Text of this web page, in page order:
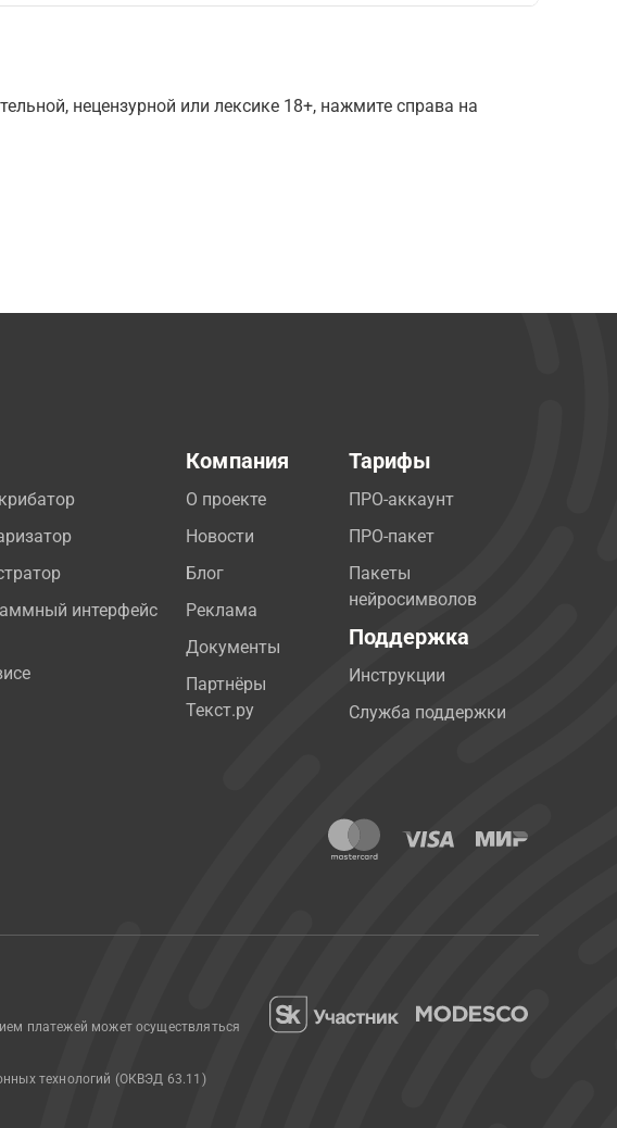
нецензурной или лексике 18+, нажмите справа на
интерфейс
Компания
О проекте
Новости
Блог
Реклама
Документы
Партнёры
Текст.ру
Тарифы
ПРО-аккаунт
ПРО-пакет
Пакеты
нейросимволов
Поддержка
Инструкции
Служба поддержки
платежей может осуществляться
технологий (ОКВЭД 63.11)